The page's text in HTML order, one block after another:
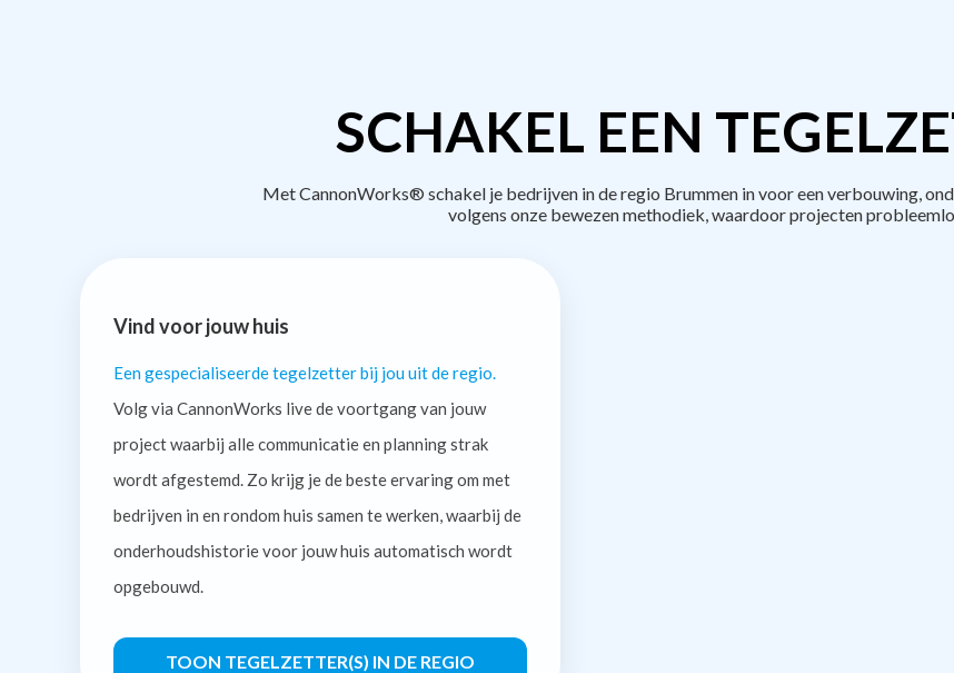
SCHAKEL EEN
Met CannonWorks® schakel je bedrijven in de regio Brummen in voor een verbouwing,
volgens onze bewezen methodiek, waardoor projecten
Vind voor jouw huis
Een gespecialiseerde tegelzetter bij jou uit de regio.
Volg via CannonWorks live de voortgang van jouw
project waarbij alle communicatie en planning strak
wordt afgestemd. Zo krijg je de beste ervaring om met
bedrijven in en rondom huis samen te werken, waarbij de
onderhoudshistorie voor jouw huis automatisch wordt
opgebouwd.
TOON TEGELZETTER(S) IN DE REGIO